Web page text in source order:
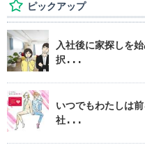
ピックアップ
入社後に家探しを
択...
いつでもわたしは
社...